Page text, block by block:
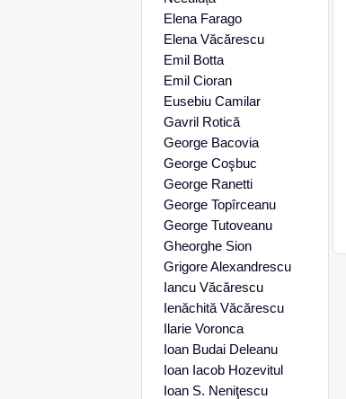
Elena Farago
Elena Văcărescu
Emil Botta
Emil Cioran
Eusebiu Camilar
Gavril Rotică
George Bacovia
George Coşbuc
George Ranetti
George Topîrceanu
George Tutoveanu
Gheorghe Sion
Grigore Alexandrescu
Iancu Văcărescu
Ienăchită Văcărescu
Ilarie Voronca
Ioan Budai Deleanu
Ioan Iacob Hozevitul
Ioan S. Neniţescu